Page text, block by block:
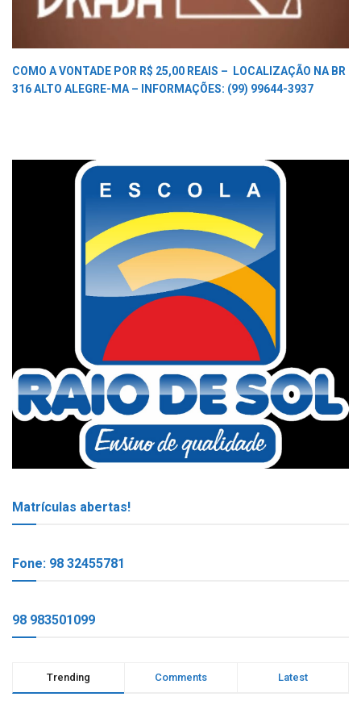
COMO A VONTADE POR R$ 25,00 REAIS –
LOCALIZAÇÃO NA BR
316 ALTO ALEGRE-MA –
INFORMAÇÕES: (99) 99644-3937
Matrículas abertas!
Fone: 98 32455781
98 983501099
Trending Comments Latest